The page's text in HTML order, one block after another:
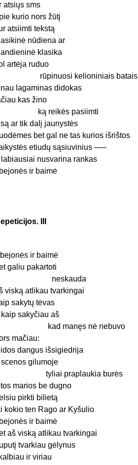
atsiųs sms
kurio nors žūtį
atsiimti tekstą
nūdiena ar
klasika
artėja ruduo
kelioniniais batais
lagaminas didokas
kas žino
reikės pasiimti
ar tik dalį jaunystės
bet gal ne tas kurios išrištos
etiudų sąsiuvinius —–
nusvarina rankas
ir baimė
III
ir baimė
galiu pakartoti
viską atlikau tvarkingai
sakytų tėvas
sakyčiau aš
manęs nė nebuvo
mačiau:
dangus išsigiedrija
gilumoje
praplaukia burės
marios be dugno
pirkti bilietą
kokio ten Rago ar Kyšulio
ir baimė
aš viską atlikau tvarkingai
tvarkiau gėlynus
ir viriau